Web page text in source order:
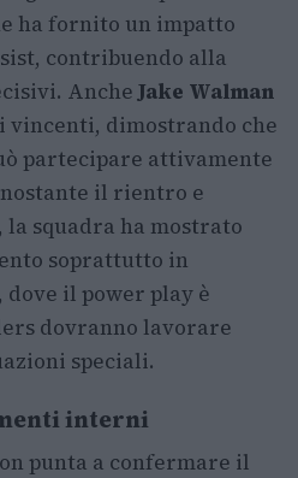
ha fornito un impatto
contribuendo alla
Anche Jake Walman
vincenti, dimostrando che
partecipare attivamente
il rientro e
squadra ha mostrato
soprattutto in
il power play è
dovranno lavorare
speciali.
interni
punta a confermare il